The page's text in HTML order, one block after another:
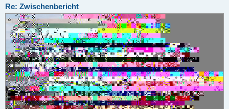
Re: Zwischenbericht